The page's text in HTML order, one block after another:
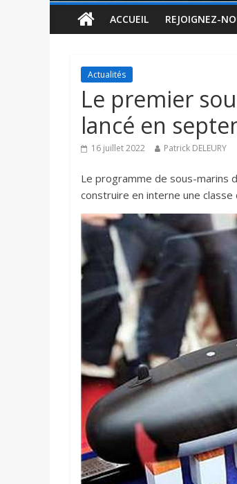
ACCUEIL REJOIGNEZ-
Actualités
Le premier
lancé en
16 juillet 2022 Patrick DELEURY
Le programme de sous-marins
construire en interne une classe